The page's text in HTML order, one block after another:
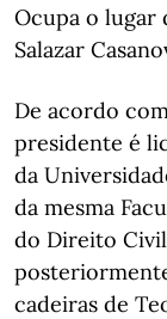
Ocupa o lugar
Salazar
De acordo
presidente é
da
da mesma
do Direito
cadeiras de